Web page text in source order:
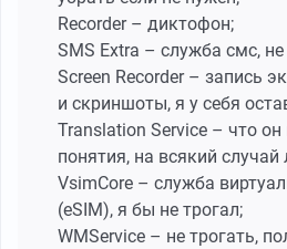
Recorder – диктофон;
SMS Extra – служба смс, не
Screen Recorder – запись
и скриншоты, я у себя
Translation Service – что он
понятия, на всякий случай
VsimCore – служба
(eSIM), я бы не трогал;
WMService – не трогать,